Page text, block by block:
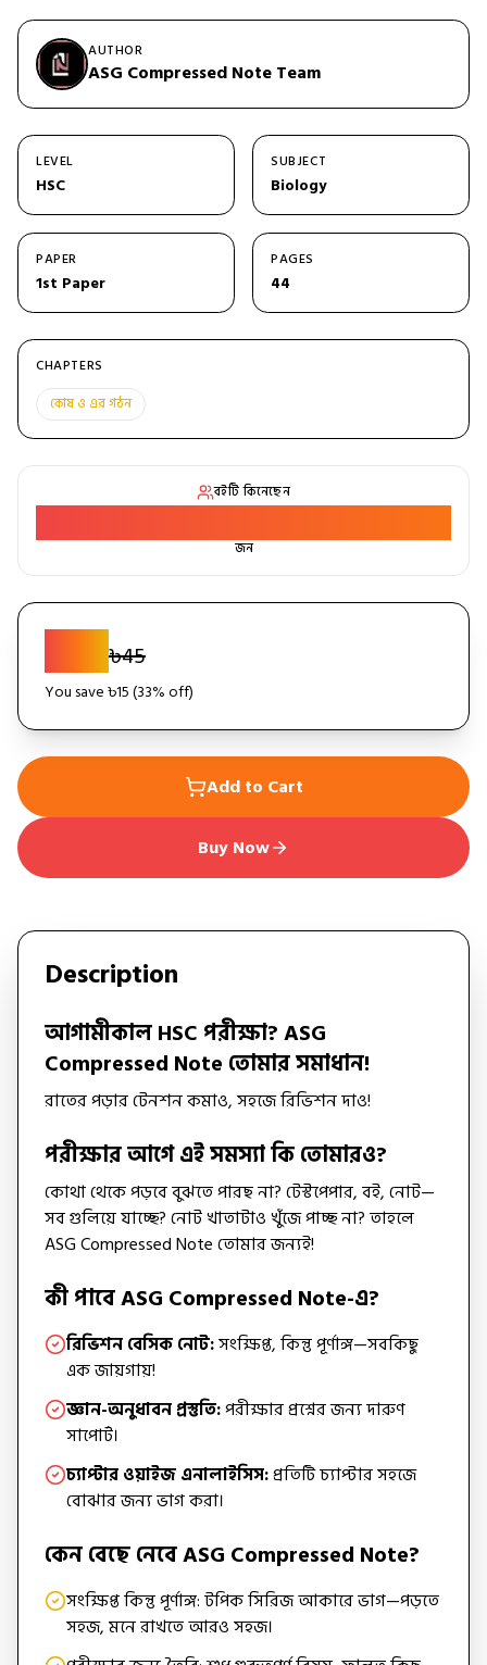
AUTHOR
ASG Compressed Note Team
LEVEL
HSC
SUBJECT
Biology
PAPER
1st Paper
PAGES
44
CHAPTERS
কোষ ও এর গঠন
বইটি কিনেছেন
জন
৳30৳45
You save ৳15(33% off)
Add to Cart
Buy Now
Description
আগামীকাল HSC পরীক্ষা? ASG
Compressed Note তোমার সমাধান!
রাতের পড়ার টেনশন কমাও, সহজে রিভিশন দাও!
পরীক্ষার আগে এই সমস্যা কি তোমারও?
কোথা থেকে পড়বে বুঝতে পারছ না? টেস্টপেপার, বই, নোট—
সব গুলিয়ে যাচ্ছে? নোট খাতাটাও খুঁজে পাচ্ছ না? তাহলে
ASG Compressed Note তোমার জন্যই!
কী পাবে ASG Compressed Note-এ?
রিভিশন বেসিক নোট:সংক্ষিপ্ত, কিন্তু পূর্ণাঙ্গ—সবকিছু
এক জায়গায়!
জ্ঞান-অনুধাবন প্রস্তুতি:পরীক্ষার প্রশ্নের জন্য দারুণ
সাপোর্ট।
চ্যাপ্টার ওয়াইজ এনালাইসিস:প্রতিটি চ্যাপ্টার সহজে
বোঝার জন্য ভাগ করা।
কেন বেছে নেবে ASG Compressed Note?
সংক্ষিপ্ত কিন্তু পূর্ণাঙ্গ: টপিক সিরিজ আকারে ভাগ—পড়তে
সহজ, মনে রাখতে আরও সহজ।